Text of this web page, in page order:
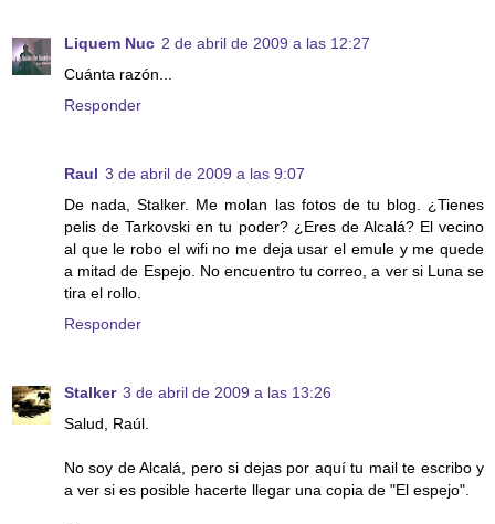
Liquem Nuc 2 de abril de 2009 a las 12:27
Cuánta razón...
Responder
Raul 3 de abril de 2009 a las 9:07
De nada, Stalker. Me molan las fotos de tu blog. ¿Tienes
pelis de Tarkovski en tu poder? ¿Eres de Alcalá? El vecino
al que le robo el wifi no me deja usar el emule y me quede
a mitad de Espejo. No encuentro tu correo, a ver si Luna se
tira el rollo.
Responder
Stalker 3 de abril de 2009 a las 13:26
Salud, Raúl.
No soy de Alcalá, pero si dejas por aquí tu mail te escribo y
a ver si es posible hacerte llegar una copia de "El espejo".